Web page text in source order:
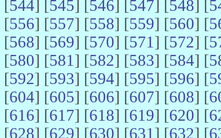
[544] [545] [546] [547] [548] [
[556] [557] [558] [559] [560] [
[568] [569] [570] [571] [572] [
[580] [581] [582] [583] [584] [
[592] [593] [594] [595] [596] [
[604] [605] [606] [607] [608] [
[616] [617] [618] [619] [620] [
[628] [629] [630] [631] [632] [